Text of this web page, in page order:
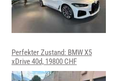
Perfekter Zustand: BMW X5
xDrive 40d, 19800 CHF